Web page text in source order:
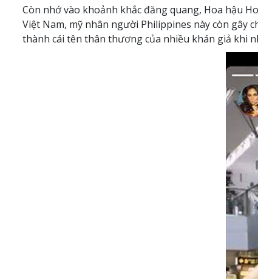
Còn nhớ vào khoảnh khắc đăng quang, Hoa hậu
Việt Nam, mỹ nhân người Philippines này còn gây
thành cái tên thân thương của nhiều khán giả khi